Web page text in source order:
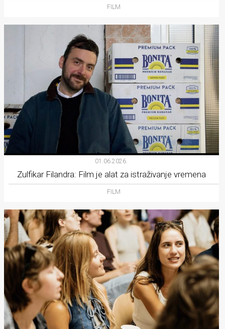
FILM
01.06.2026.
Zulfikar Filandra: Film je alat za istraživanje vremena
FILM